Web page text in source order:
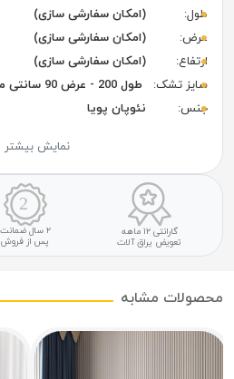
طول:
(امکان سفارشی سازی)
عرض:
(امکان سفارشی سازی)
ارتفاع:
(امکان سفارشی سازی)
سایز تشک:
طول 200 - عرض 90 سانتی متر
جنس:
نئوپان پویا
نمایش بیشتر
گارانتی ۱۲ ماهه
تعویض یراق آلات
۲ سال ضمانت
پس از فروش
محصولات مشابه